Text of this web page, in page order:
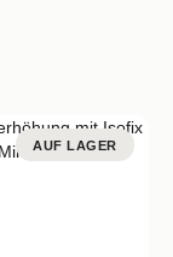
AUF LAGER